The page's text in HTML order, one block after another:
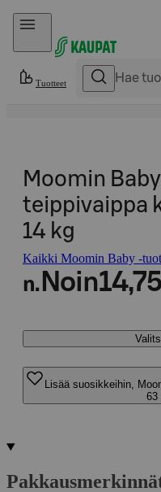
Hyppää sisältöön
Tuotteet
Moomin
teippivaippa
14 kg
Kaikki Moomin Baby -
n. Noin
Lisää suosikkeihin,
63